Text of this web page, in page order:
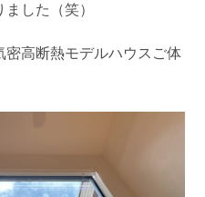
した（笑）
密高断熱モデルハウスご体